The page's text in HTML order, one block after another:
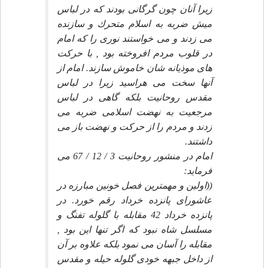
زيرا آنان چون گرگانى بودند كه در لباس
ميش ضربه به اسلام متحرك و سازنده
مى زدند و مى خواستند نورى را كه امام
در قلوب مردم افروخته بود , با حركت
هاى موذيانه شان خاموش سازند. امام از
آنها سخت مى هراسيد زيرا در لباس
مقدس روحانيت بلكه گاهى در لباس
مرجعيت به نهضت اسلامى ضربه مى
زدند و مردم را از حركت و نهضت باز مى
داشتند.
امام در منشور روحانيت 3 / 12 / 67 مى
فرمايد:
((اولين و مهمترين فصل خونين مبارزه در
عاشوراى پانزده خرداد رقم خورد. در
پانزده خرداد 42 مقابله با گلوله تفنگ و
مسلسل شاه نبود كه اگر تنها اين بود ,
مقابله را آسان مى نمود بلكه علاوه بر آن
از داخل جبهه خودى گلوله حيله و مقدس